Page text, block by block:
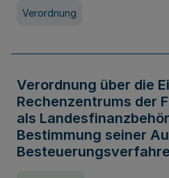
Verordnung
Verordnung über die
Rechenzentrums der
als
Bestimmung seiner